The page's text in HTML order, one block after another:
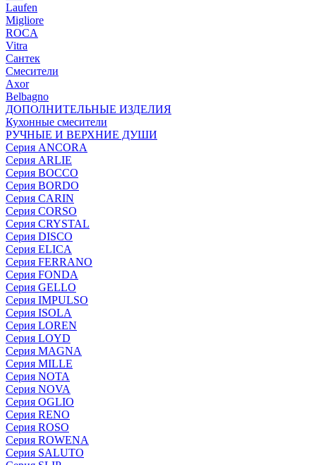
Laufen
Migliore
ROCA
Vitra
Сантек
Смесители
Axor
Belbagno
ДОПОЛНИТЕЛЬНЫЕ ИЗДЕЛИЯ
Кухонные смесители
РУЧНЫЕ И ВЕРХНИЕ ДУШИ
Серия ANCORA
Серия ARLIE
Серия BOCCO
Серия BORDO
Серия CARIN
Серия CORSO
Серия CRYSTAL
Серия DISCO
Серия ELICA
Серия FERRANO
Серия FONDA
Серия GELLO
Серия IMPULSO
Серия ISOLA
Серия LOREN
Серия LOYD
Серия MAGNA
Серия MILLE
Серия NOTA
Серия NOVA
Серия OGLIO
Серия RENO
Серия ROSO
Серия ROWENA
Серия SALUTO